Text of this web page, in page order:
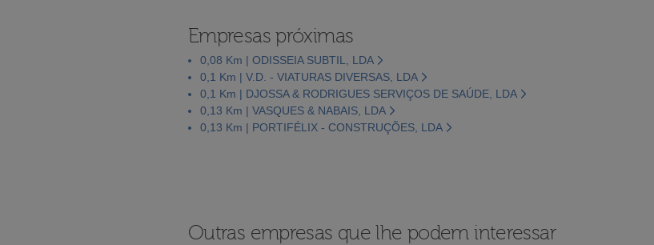
Empresas próximas
0,08 Km | ODISSEIA SUBTIL, LDA
0,1 Km | V.D. - VIATURAS DIVERSAS, LDA
0,1 Km | DJOSSA & RODRIGUES SERVIÇOS DE SAÚDE, LDA
0,13 Km | VASQUES & NABAIS, LDA
0,13 Km | PORTIFÉLIX - CONSTRUÇÕES, LDA
Outras empresas que lhe podem interessar